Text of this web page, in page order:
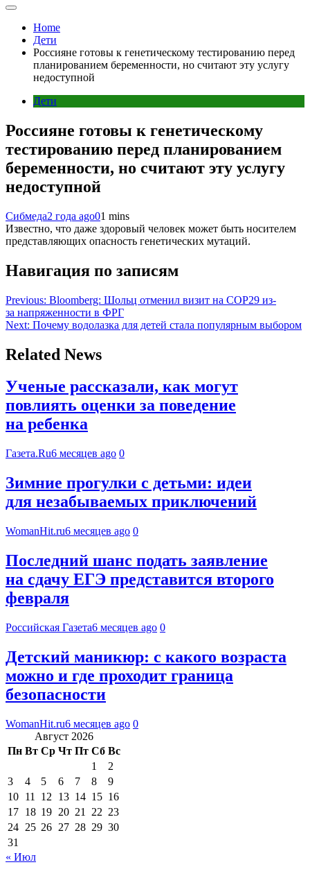
Home
Дети
Россияне готовы к генетическому тестированию перед
планированием беременности, но считают эту услугу
недоступной
Дети
Россияне готовы к генетическому
тестированию перед планированием
беременности, но считают эту услугу
недоступной
Сибмеда2 года ago01 mins
Известно, что даже здоровый человек может быть носителем
представляющих опасность генетических мутаций.
Навигация по записям
Previous: Bloomberg: Шольц отменил визит на COP29 из-
за напряженности в ФРГ
Next: Почему водолазка для детей стала популярным выбором
Related News
Ученые рассказали, как могут
повлиять оценки за поведение
на ребенка
Газета.Ru6 месяцев ago 0
Зимние прогулки с детьми: идеи
для незабываемых приключений
WomanHit.ru6 месяцев ago 0
Последний шанс подать заявление
на сдачу ЕГЭ представится второго
февраля
Российская Газета6 месяцев ago 0
Детский маникюр: с какого возраста
можно и где проходит граница
безопасности
WomanHit.ru6 месяцев ago 0
Август 2026
Пн Вт Ср Чт Пт Сб Вс
1
2
3
4 5 6 7 8
9
10 11 12 13 14 15 16
17 18 19 20 21 22 23
24 25 26 27 28 29 30
31
« Июл